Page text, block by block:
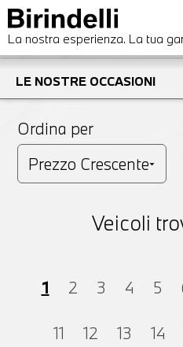
La nostra esperienza. La tua
LE NOSTRE OCCASIONI
Ordina per
Veicoli
1 2 3 4 5
11 12 13 14